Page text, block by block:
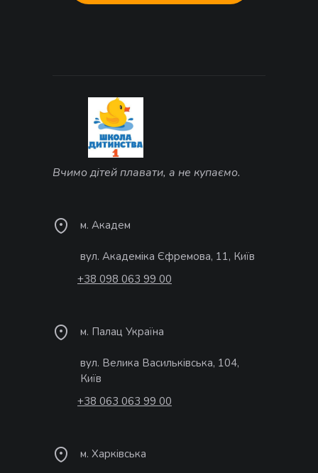
Вчимо дітей плавати, а не купаємо.
м. Академ
вул. Академіка Єфремова, 11, Київ
+38 098 063 99 00
м. Палац Україна
вул. Велика Васильківська, 104,
Київ
+38 063 063 99 00
м. Харківська